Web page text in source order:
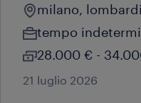
milano,
tempo
28.000 € -
21 luglio 2026